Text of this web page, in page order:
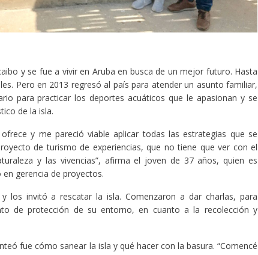
y se fue a vivir en Aruba en busca de un mejor futuro. Hasta
Pero en 2013 regresó al país para atender un asunto familiar,
para practicar los deportes acuáticos que le apasionan y se
de la isla.
y me pareció viable aplicar todas las estrategias que se
de turismo de experiencias, que no tiene que ver con el
y las vivencias”, afirma el joven de 37 años, quien es
gerencia de proyectos.
los invitó a rescatar la isla. Comenzaron a dar charlas, para
de protección de su entorno, en cuanto a la recolección y
fue cómo sanear la isla y qué hacer con la basura. “Comencé